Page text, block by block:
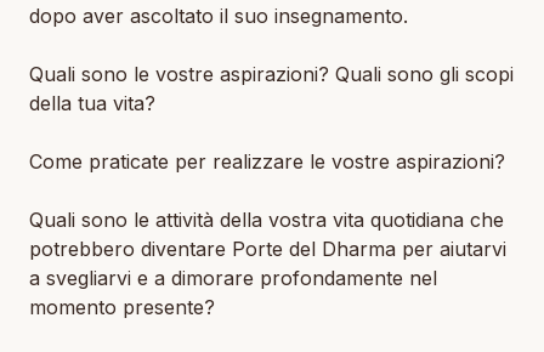
dopo aver ascoltato il suo insegnamento.
Quali sono le vostre aspirazioni? Quali sono gli scopi
della tua vita?
Come praticate per realizzare le vostre aspirazioni?
Quali sono le attività della vostra vita quotidiana che
potrebbero diventare Porte del Dharma per aiutarvi
a svegliarvi e a dimorare profondamente nel
momento presente?